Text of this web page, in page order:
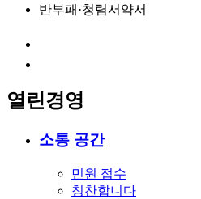
반부패·청렴서약서
열린경영
소통 공간
민원 접수
칭찬합니다